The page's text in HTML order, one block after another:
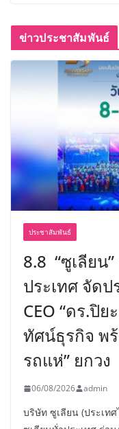
ข่าวประชาสัมพันธ์
ประชาสัมพันธ์
8.8 “ซูเลียน
ประเทศ จัด
CEO “ดร.ปิ
ทัศน์ธุรกิจ พ
รถแห่” ยกวง
06/08/2026 admin
บริษัท ซูเลียน (ประเท